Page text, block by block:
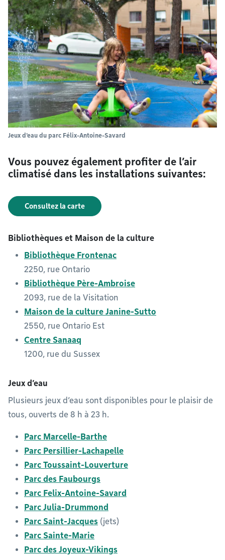
Jeux d'eau du parc Félix-Antoine-Savard
Vous pouvez également profiter de l’air
climatisé dans les installations suivantes:
Consultez la carte
Bibliothèques et Maison de la culture
Bibliothèque Frontenac
2250, rue Ontario
Bibliothèque Père-Ambroise
2093, rue de la Visitation
Maison de la culture Janine-Sutto
2550, rue Ontario Est
Centre Sanaaq
1200, rue du Sussex
Jeux d’eau
Plusieurs jeux d’eau sont disponibles pour le plaisir de
tous, ouverts de 8 h à 23 h.
Parc Marcelle-Barthe
Parc Persillier-Lachapelle
Parc Toussaint-Louverture
Parc des Faubourgs
Parc Felix-Antoine-Savard
Parc Julia-Drummond
Parc Saint-Jacques (jets)
Parc Sainte-Marie
Parc des Joyeux-Vikings